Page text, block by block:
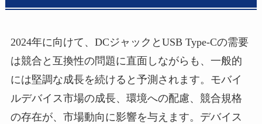
2024年に向けて、DCジャックとUSB Type-Cの需要
は競合と互換性の問題に直面しながらも、一般的
には堅調な成長を続けると予測されます。モバイ
ルデバイス市場の成長、環境への配慮、競合規格
の存在が、市場動向に影響を与えます。デバイス